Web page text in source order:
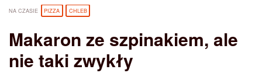
NA CZASIE PIZZA CHLEB
Makaron ze szpinakiem, ale
nie taki zwykły